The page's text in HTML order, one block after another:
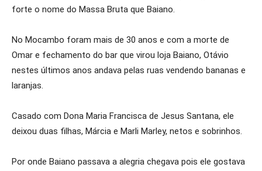
forte o nome do Massa Bruta que Baiano.
No Mocambo foram mais de 30 anos e com a morte de
Omar e fechamento do bar que virou loja Baiano, Otávio
nestes últimos anos andava pelas ruas vendendo bananas e
laranjas.
Casado com Dona Maria Francisca de Jesus Santana, ele
deixou duas filhas, Márcia e Marli Marley, netos e sobrinhos.
Por onde Baiano passava a alegria chegava pois ele gostava